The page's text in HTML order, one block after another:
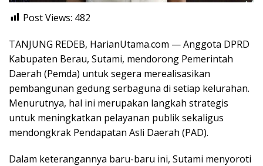
Post Views: 482
TANJUNG REDEB, HarianUtama.com — Anggota DPRD
Kabupaten Berau, Sutami, mendorong Pemerintah
Daerah (Pemda) untuk segera merealisasikan
pembangunan gedung serbaguna di setiap kelurahan.
Menurutnya, hal ini merupakan langkah strategis
untuk meningkatkan pelayanan publik sekaligus
mendongkrak Pendapatan Asli Daerah (PAD).
Dalam keterangannya baru-baru ini, Sutami menyoroti